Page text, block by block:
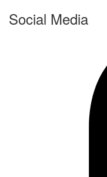
Social Media